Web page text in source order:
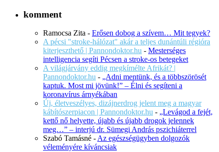
komment
Ramocsa Zita - Erősen dobog a szívem… Mit tegyek?
A pécsi "stroke-hálózat" akár a teljes dunántúli régióra
kiterjeszthető | Pannondoktor.hu - Mesterséges
intelligencia segíti Pécsen a stroke-os betegeket
A világjárvány eddig megkímélte Afrikát? |
Pannondoktor.hu - „Adni mentünk, és a többszörösét
kaptuk. Most mi jövünk!” – Élni és segíteni a
koronavírus árnyékában
Új, életveszélyes, dizájnerdrog jelent meg a magyar
kábítószerpiacon | Pannondoktor.hu - „Levágod a fejét,
kettő nő helyette, újabb és újabb drogok jelennek
meg…” – interjú dr. Sümegi András pszichiáterrel
Szabó Tamásné - Az egészségügyben dolgozók
véleményére kíváncsiak